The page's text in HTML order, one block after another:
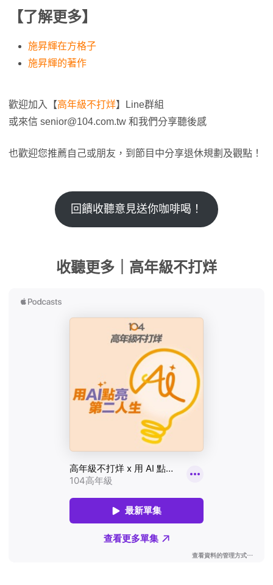
【了解更多】
施昇輝在方格子
施昇輝的著作
歡迎加入【高年級不打烊】Line群組
或來信 senior@104.com.tw 和我們分享聽後感
也歡迎您推薦自己或朋友，到節目中分享退休規劃及觀點！
回饋收聽意見送你咖啡喝！
收聽更多｜高年級不打烊